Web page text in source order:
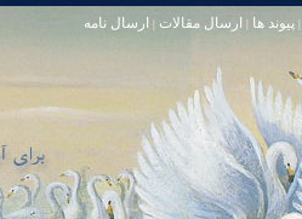
پیوند ها ارسال مقالات ارسال نامه